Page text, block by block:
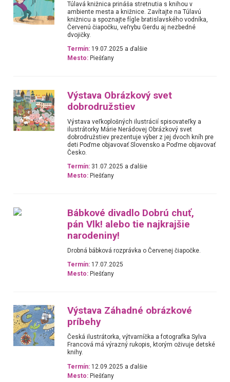
Túlavá knižnica prináša stretnutia s knihou v
ambiente mesta a knižnice. Zavítajte na Túlavú
knižnicu a spoznajte fígle bratislavského vodníka,
Červenú čiapočku, veľrybu Gerdu aj nezbedné
dvojičky.
Termín: 19.07.2025 a ďalšie
Mesto: Piešťany
Výstava Obrázkový svet
dobrodružstiev
Výstava veľkoplošných ilustrácií spisovateľky a
ilustrátorky Márie Nerádovej Obrázkový svet
dobrodružstiev prezentuje výber z jej dvoch kníh pre
deti Poďme objavovať Slovensko a Poďme objavovať
Česko.
Termín: 31.07.2025 a ďalšie
Mesto: Piešťany
Bábkové divadlo Dobrú chuť,
pán Vlk! alebo tie najkrajšie
narodeniny!
Drobná bábková rozprávka o Červenej čiapočke.
Termín: 17.07.2025
Mesto: Piešťany
Výstava Záhadné obrázkové
príbehy
Česká ilustrátorka, výtvarníčka a fotografka Sylva
Francová má výrazný rukopis, ktorým oživuje detské
knihy.
Termín: 12.09.2025 a ďalšie
Mesto: Piešťany